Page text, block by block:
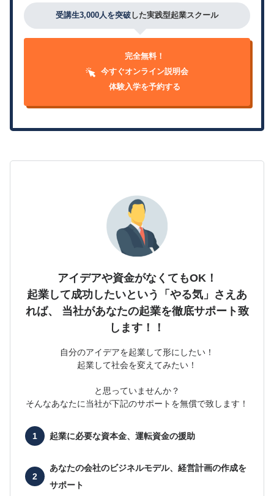
受講生3,000人を突破 した実践型起業スクール
完全無料！
今すぐオンライン説明会
体験入学を予約する
アイデアや資金がなくてもOK！
起業して成功したいという「やる気」さえあ
れば、
当社があなたの起業を徹底サポート致
します！！
自分のアイデアを起業して形にしたい！
起業して社会を変えてみたい！
と思っていませんか？
そんなあなたに当社が下記のサポートを無償で致します！
起業に必要な資本金、運転資金の援助
あなたの会社のビジネルモデル、経営計画の作成を
サポート